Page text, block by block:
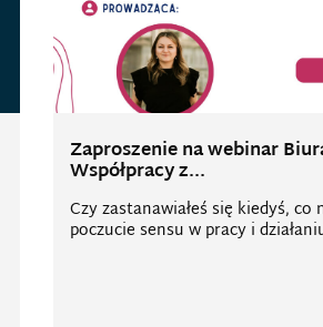
Zaproszenie na webinar
Współpracy z...
Czy zastanawiałeś się kiedyś, co
poczucie sensu w pracy i